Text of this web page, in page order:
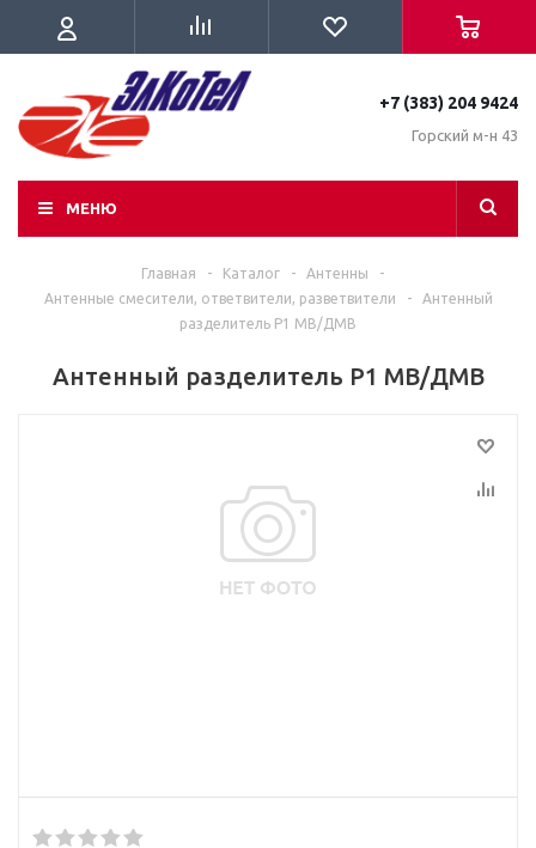
+7 (383) 204 9424
Горский м-н 43
МЕНЮ
Главная - Каталог - Антенны
-
Антенные смесители, ответвители, разветвители
-
Антенный
разделитель Р1 МВ/ДМВ
Антенный разделитель Р1 МВ/ДМВ